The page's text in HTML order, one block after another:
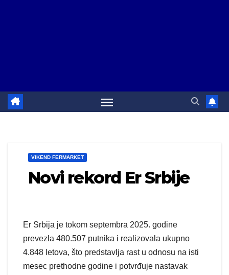
VIKEND FERMARKET
Novi rekord Er Srbije
Er Srbija je tokom septembra 2025. godine
prevezla 480.507 putnika i realizovala ukupno
4.848 letova, što predstavlja rast u odnosu na isti
mesec prethodne godine i potvrđuje nastavak